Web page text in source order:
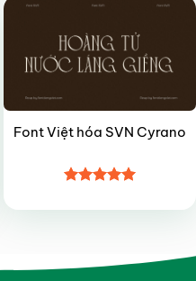
Font Việt hóa SVN Cyrano
hạng55